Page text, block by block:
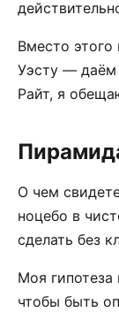
Вместо этого
Уэсту — даём
Райт, я
О чем
ноцебо в
сделать без
Моя гипотеза
чтобы быть